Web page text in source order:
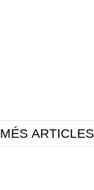
MÉS ARTICLES